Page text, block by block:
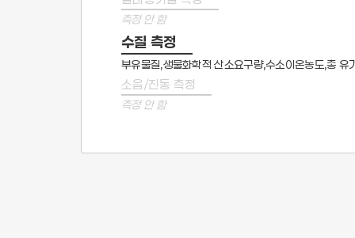
측정 안 함
수질 측정
부유물질,생물화학적 산소요구량,수소이온농도,총
소음/진동 측정
측정 안 함